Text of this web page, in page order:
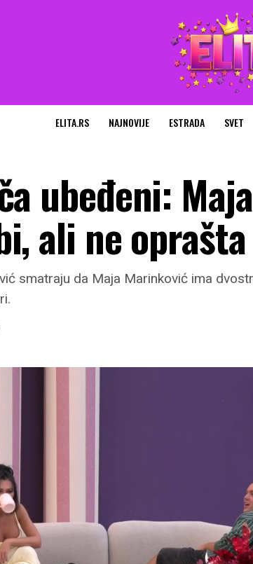
ELITA.RS NAJNOVIJE ESTRADA SVET
ubeđeni:
ali ne
smatraju da Maja Marinković ima